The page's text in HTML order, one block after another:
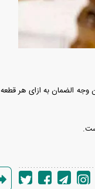
(یک میلیارد تومان) به عنوان وجه الضمان به ازای هر قطعه